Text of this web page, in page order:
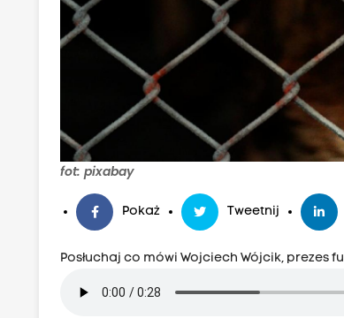
fot: pixabay
Pokaż Tweetnij
Posłuchaj co mówi Wojciech Wójcik, prezes